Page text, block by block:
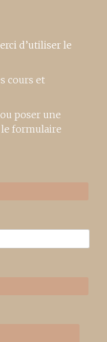
d’utiliser le
cours et
poser une
formulaire